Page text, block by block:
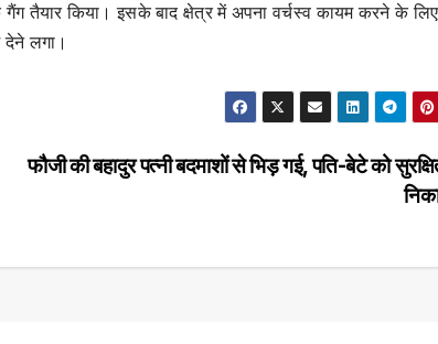
तैयार किया। इसके बाद क्षेत्र में अपना वर्चस्व कायम करने के
लगा।
फौजी की बहादुर पत्नी बदमाशों से भिड़ गई, पति-बेटे को